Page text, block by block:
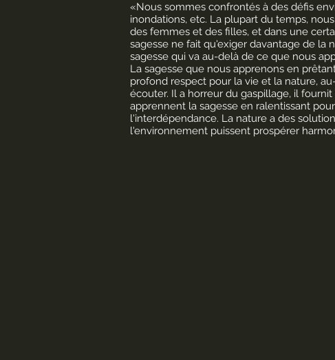
«Nous sommes confrontés à des défis
inondations, etc. La plupart du temps,
des femmes et des filles, et dans une
sagesse ne fait qu'exiger davantage de la
sagesse qui va au-delà de ce que nous
La sagesse que nous apprenons en
profond respect pour la vie et la nature,
écouter. Il a horreur du gaspillage, il
apprennent la sagesse en ralentissant
l'interdépendance. La nature a des
l'environnement puissent prospérer